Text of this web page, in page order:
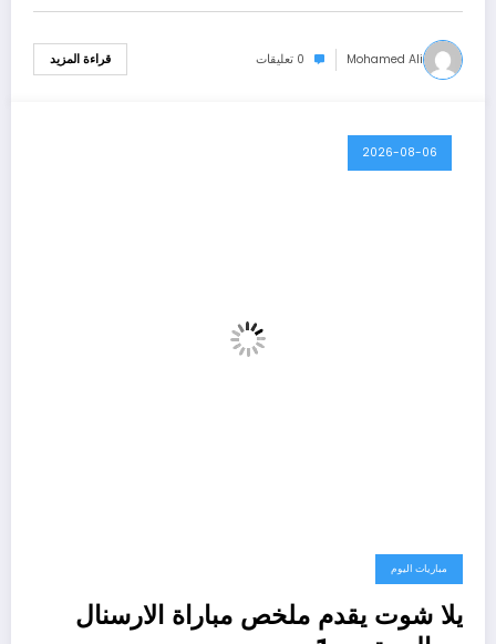
Mohamed Ali 0 تعليقات قراءة المزيد
2026-08-06
مباريات اليوم
يلا شوت يقدم ملخص مباراة الارسنال